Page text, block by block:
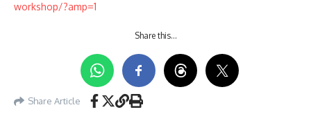
workshop/?amp=1
Share this…
Share Article